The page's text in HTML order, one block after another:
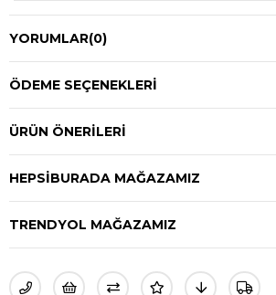
YORUMLAR(0)
ÖDEME SEÇENEKLERI
ÜRÜN ÖNERILERI
HEPSIBURADA MAĞAZAMIZ
TRENDYOL MAĞAZAMIZ